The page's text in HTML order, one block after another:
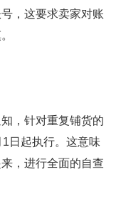
，这要求卖家对账
，针对重复铺货的
日起执行。这意味
，进行全面的自查